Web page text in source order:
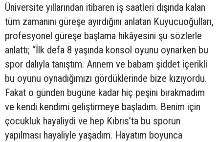
Üniversite yıllarından itibaren iş saatleri dışında kalan
tüm zamanını güreşe ayırdığını anlatan Kuyucuoğulları,
profesyonel güreşe başlama hikâyesini şu sözlerle
anlattı; “İlk defa 8 yaşında konsol oyunu oynarken bu
spor dalıyla tanıştım. Annem ve babam şiddet içerikli
bu oyunu oynadığımızı gördüklerinde bize kızıyordu.
Fakat o günden bugüne kadar hiç peşini bırakmadım
ve kendi kendimi geliştirmeye başladım. Benim için
çocukluk hayaliydi ve hep Kıbrıs’ta bu sporun
yapılması hayaliyle yaşadım. Hayatım boyunca